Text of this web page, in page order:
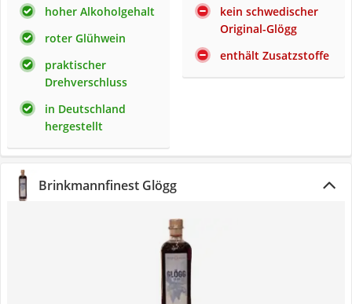
hoher Alkoholgehalt
roter Glühwein
praktischer
Drehverschluss
in Deutschland
hergestellt
kein schwedischer
Original-Glögg
enthält Zusatzstoffe
Brinkmannfinest Glögg